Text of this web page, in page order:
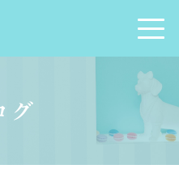
グ